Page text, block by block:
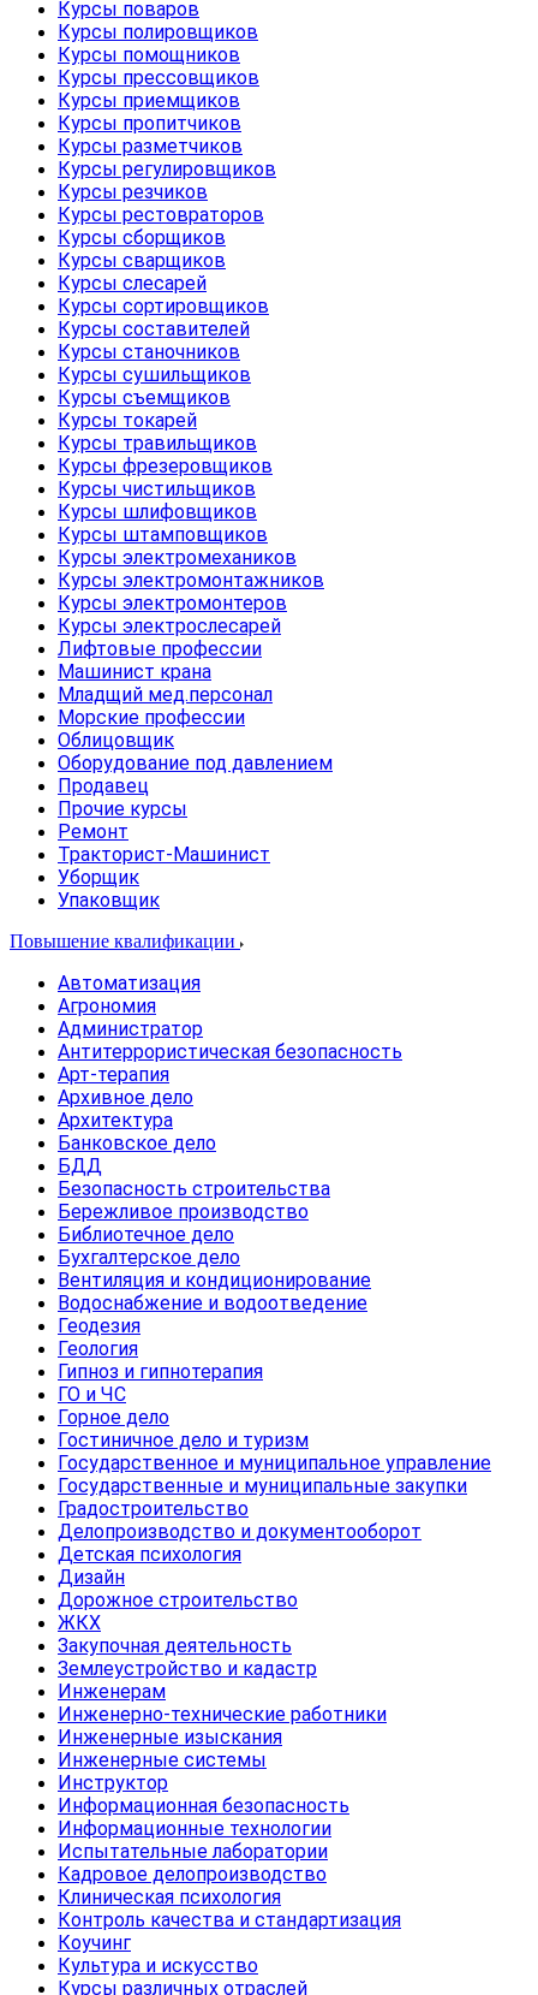
Курсы поваров
Курсы полировщиков
Курсы помощников
Курсы прессовщиков
Курсы приемщиков
Курсы пропитчиков
Курсы разметчиков
Курсы регулировщиков
Курсы резчиков
Курсы рестовраторов
Курсы сборщиков
Курсы сварщиков
Курсы слесарей
Курсы сортировщиков
Курсы составителей
Курсы станочников
Курсы сушильщиков
Курсы съемщиков
Курсы токарей
Курсы травильщиков
Курсы фрезеровщиков
Курсы чистильщиков
Курсы шлифовщиков
Курсы штамповщиков
Курсы электромехаников
Курсы электромонтажников
Курсы электромонтеров
Курсы электрослесарей
Лифтовые профессии
Машинист крана
Младщий мед.персонал
Морские профессии
Облицовщик
Оборудование под давлением
Продавец
Прочие курсы
Ремонт
Тракторист-Машинист
Уборщик
Упаковщик
Повышение квалификации
Автоматизация
Агрономия
Администратор
Антитеррористическая безопасность
Арт-терапия
Архивное дело
Архитектура
Банковское дело
БДД
Безопасность строительства
Бережливое производство
Библиотечное дело
Бухгалтерское дело
Вентиляция и кондиционирование
Водоснабжение и водоотведение
Геодезия
Геология
Гипноз и гипнотерапия
ГО и ЧС
Горное дело
Гостиничное дело и туризм
Государственное и муниципальное управление
Государственные и муниципальные закупки
Градостроительство
Делопроизводство и документооборот
Детская психология
Дизайн
Дорожное строительство
ЖКХ
Закупочная деятельность
Землеустройство и кадастр
Инженерам
Инженерно-технические работники
Инженерные изыскания
Инженерные системы
Инструктор
Информационная безопасность
Информационные технологии
Испытательные лаборатории
Кадровое делопроизводство
Клиническая психология
Контроль качества и стандартизация
Коучинг
Культура и искусство
Курсы различных отраслей